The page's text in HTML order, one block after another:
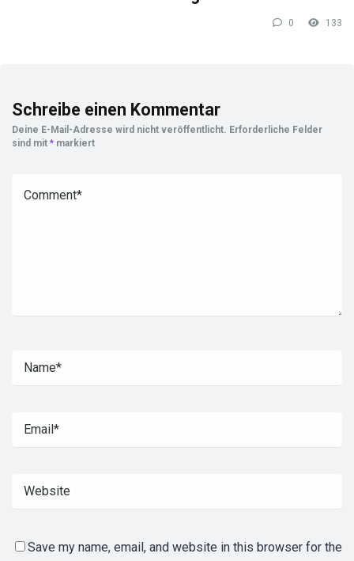
0 133
Schreibe einen Kommentar
Deine E-Mail-Adresse wird nicht veröffentlicht. Erforderliche Felder
sind mit * markiert
Save my name, email, and website in this browser for the